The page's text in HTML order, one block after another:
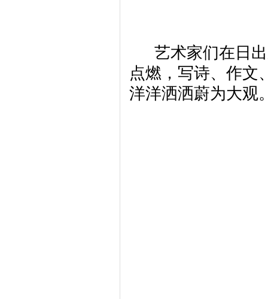
艺术家们在日出
点燃，写诗、作文
洋洋洒洒蔚为大观